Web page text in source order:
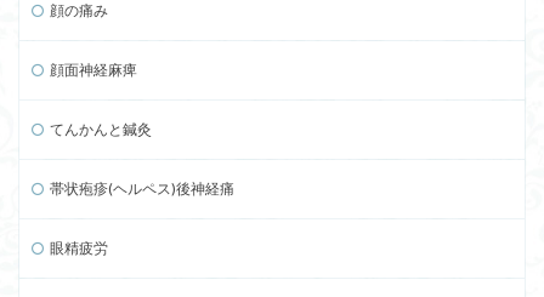
顔の痛み
顔面神経麻痺
てんかんと鍼灸
帯状疱疹(ヘルペス)後神経痛
眼精疲労